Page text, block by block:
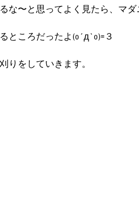
な〜と思ってよく見たら、マダ
ところだったよ(o´д`o)=３
りをしていきます。